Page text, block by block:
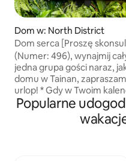
Dom w: North District
Dom serca [Proszę
przed dokonaniem
stary dom / Zniżka dla
Doskonała lokalizacja /
zachodni dom]
​(Numer: 496), wynajmij
jedna grupa gości naraz,
domu w Tainan,
urlop! * Gdy w Twoim kalendarzu Airbnb
pojawi się informacja o
dodaj wiadomość w Line,
o odnowienie rezerwacji.
Popularne